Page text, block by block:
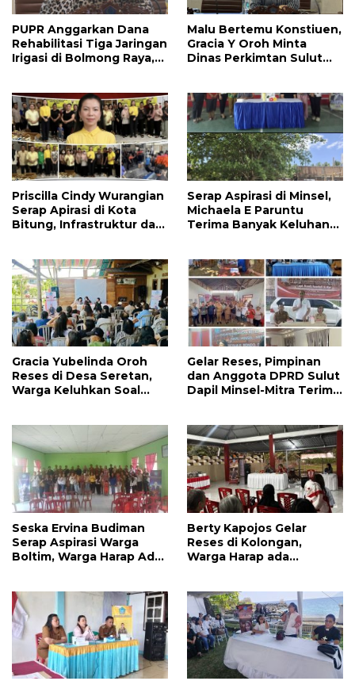
PUPR Anggarkan Dana
Rehabilitasi Tiga Jaringan
Irigasi di Bolmong Raya,
Malu Bertemu Konstiuen,
Gracia Y Oroh Minta
Dinas Perkimtan Sulut
Jalan di Tandengan I
Priscilla Cindy Wurangian
Serap Apirasi di Kota
Bitung, Infrastruktur dan
Warga
Serap Aspirasi di Minsel,
Michaela E Paruntu
Terima Banyak Keluhan
Gracia Yubelinda Oroh
Reses di Desa Seretan,
Warga Keluhkan Soal
Gelar Reses, Pimpinan
dan Anggota DPRD Sulut
Dapil Minsel-Mitra Terima
Seska Ervina Budiman
Serap Aspirasi Warga
Boltim, Warga Harap Ada
Berty Kapojos Gelar
Reses di Kolongan,
Warga Harap ada